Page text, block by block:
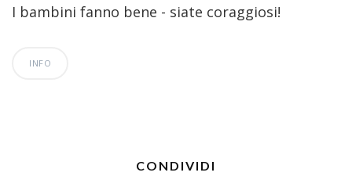
I bambini fanno bene - siate coraggiosi!
INFO
CONDIVIDI